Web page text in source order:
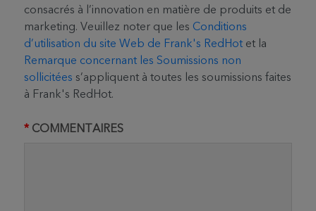
consacrés à l’innovation en matière de produits et de
marketing. Veuillez noter que les Conditions
d’utilisation du site Web de Frank's RedHot et la
Remarque concernant les Soumissions non
sollicitées s’appliquent à toutes les soumissions faites
à Frank's RedHot.
COMMENTAIRES